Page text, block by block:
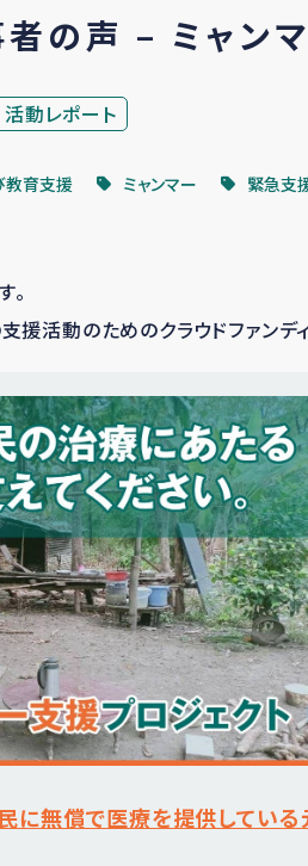
者の声 – ミャン
活動レポート
教育支援 ミャンマー 緊急支
活動のためのクラウドファンデ
に無償で医療を提供してい